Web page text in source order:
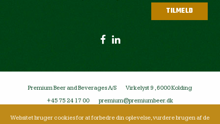
Premium Beer and Beverages A/S
Virkelyst 9 , 6000 Kolding
+45 75 24 17 00
premium@premiumbeer.dk
Websitet bruger cookies for at forbedre din oplevelse, vurdere brugen af de